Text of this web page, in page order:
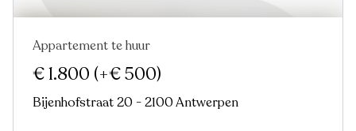
Nieuw
Appartement te huur
€ 1.800 (+€ 500)
Bijenhofstraat 20 - 2100 Antwerpen